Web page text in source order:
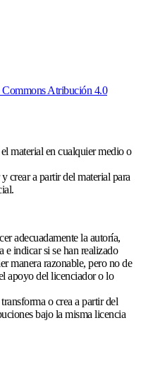
Atribución 4.0
material en cualquier medio o
crear a partir del material para
adecuadamente la autoría,
e indicar si se han realizado
manera razonable, pero no de
apoyo del licenciador o lo
o crea a partir del
bajo la misma licencia